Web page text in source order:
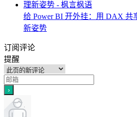
给 Power BI 开外挂：用 DAX 共
新姿势
订阅评论
提醒